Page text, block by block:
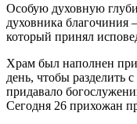
Особую духовную
духовника благочиния
который принял
Храм был наполнен
день, чтобы разделить
придавало
Сегодня 26 прихожан